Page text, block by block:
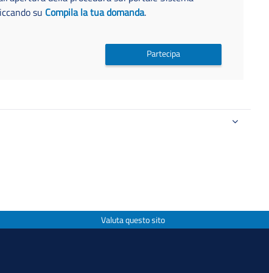
su Compila la tua domanda.
Partecipa
Valuta questo sito